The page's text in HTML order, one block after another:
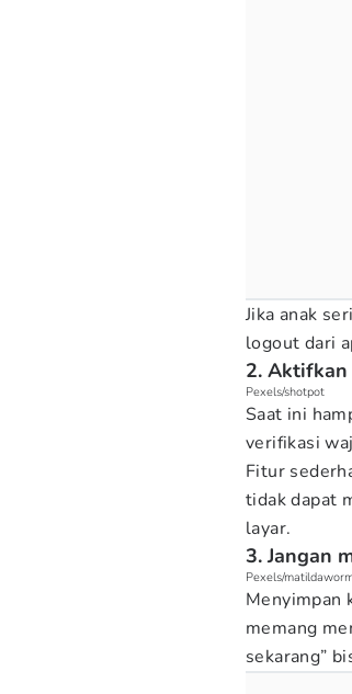
Jika anak
logout dari
2. Aktifkan
Pexels/shotpot
Saat ini
verifikasi
Fitur
tidak dapat
layar.
3. Jangan
Pexels/
Menyimpan
memang
sekarang”